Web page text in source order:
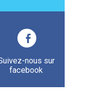
nous sur
facebook